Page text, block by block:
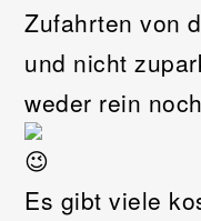
Zufahrten von
und nicht
weder rein
Es gibt viele